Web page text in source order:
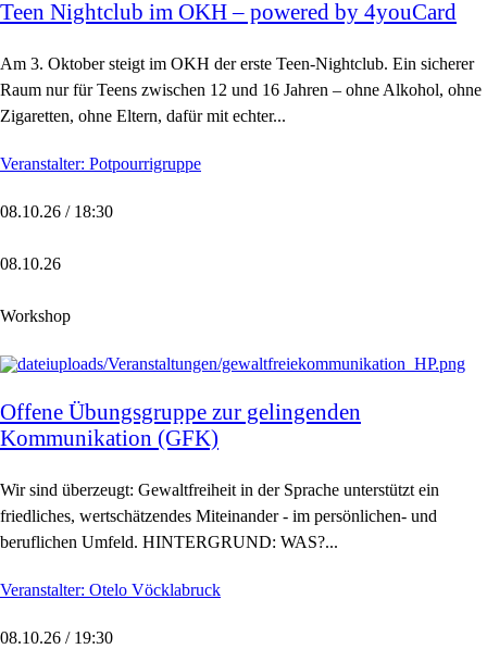
Teen Nightclub im OKH – powered by 4youCard
Am 3. Oktober steigt im OKH der erste Teen-Nightclub. Ein sicherer
Raum nur für Teens zwischen 12 und 16 Jahren – ohne Alkohol, ohne
Zigaretten, ohne Eltern, dafür mit echter...
Veranstalter: Potpourrigruppe
08.10.26 / 18:30
08.10.26
Workshop
Offene Übungsgruppe zur gelingenden
Kommunikation (GFK)
Wir sind überzeugt: Gewaltfreiheit in der Sprache unterstützt ein
friedliches, wertschätzendes Miteinander - im persönlichen- und
beruflichen Umfeld. HINTERGRUND: WAS?...
Veranstalter: Otelo Vöcklabruck
08.10.26 / 19:30